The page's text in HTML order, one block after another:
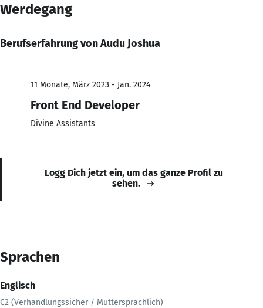
Werdegang
Berufserfahrung von Audu Joshua
11 Monate, März 2023 - Jan. 2024
Front End Developer
Divine Assistants
Logg Dich jetzt ein, um das ganze Profil zu
sehen.
Sprachen
Englisch
C2 (Verhandlungssicher / Muttersprachlich)